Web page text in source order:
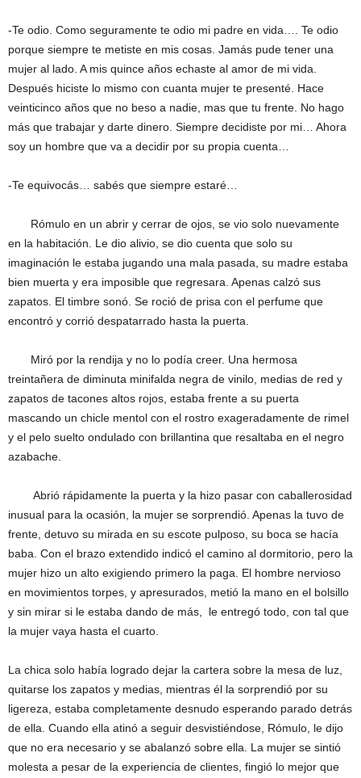
-Te odio. Como seguramente te odio mi padre en vida…. Te odio
porque siempre te metiste en mis cosas. Jamás pude tener una
mujer al lado. A mis quince años echaste al amor de mi vida.
Después hiciste lo mismo con cuanta mujer te presenté. Hace
veinticinco años que no beso a nadie, mas que tu frente. No hago
más que trabajar y darte dinero. Siempre decidiste por mi… Ahora
soy un hombre que va a decidir por su propia cuenta…
-Te equivocás… sabés que siempre estaré…
Rómulo en un abrir y cerrar de ojos, se vio solo nuevamente
en la habitación. Le dio alivio, se dio cuenta que solo su
imaginación le estaba jugando una mala pasada, su madre estaba
bien muerta y era imposible que regresara. Apenas calzó sus
zapatos. El timbre sonó. Se roció de prisa con el perfume que
encontró y corrió despatarrado hasta la puerta.
Miró por la rendija y no lo podía creer. Una hermosa
treintañera de diminuta minifalda negra de vinilo, medias de red y
zapatos de tacones altos rojos, estaba frente a su puerta
mascando un chicle mentol con el rostro exageradamente de rimel
y el pelo suelto ondulado con brillantina que resaltaba en el negro
azabache.
Abrió rápidamente la puerta y la hizo pasar con caballerosidad
inusual para la ocasión, la mujer se sorprendió. Apenas la tuvo de
frente, detuvo su mirada en su escote pulposo, su boca se hacía
baba. Con el brazo extendido indicó el camino al dormitorio, pero la
mujer hizo un alto exigiendo primero la paga. El hombre nervioso
en movimientos torpes, y apresurados, metió la mano en el bolsillo
y sin mirar si le estaba dando de más, le entregó todo, con tal que
la mujer vaya hasta el cuarto.
La chica solo había logrado dejar la cartera sobre la mesa de luz,
quitarse los zapatos y medias, mientras él la sorprendió por su
ligereza, estaba completamente desnudo esperando parado detrás
de ella. Cuando ella atinó a seguir desvistiéndose, Rómulo, le dijo
que no era necesario y se abalanzó sobre ella. La mujer se sintió
molesta a pesar de la experiencia de clientes, fingió lo mejor que